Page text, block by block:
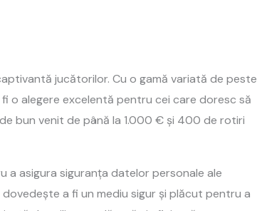
jucătorilor. Cu o gamă variată de peste
o alegere excelentă pentru cei care doresc să
bun venit de până la 1.000 € și 400 de rotiri
a asigura siguranța datelor personale ale
a fi un mediu sigur și plăcut pentru a